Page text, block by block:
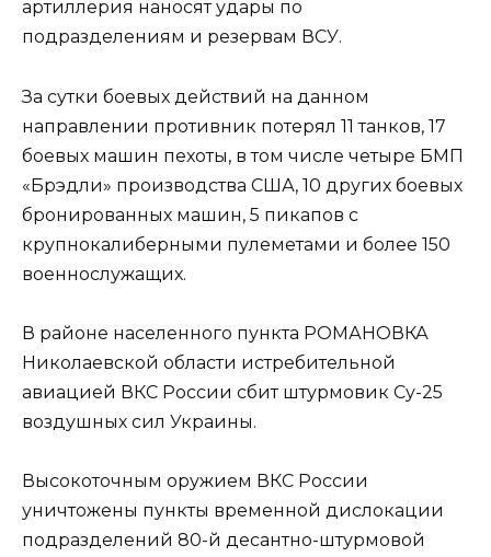
артиллерия наносят удары по
подразделениям и резервам ВСУ.
За сутки боевых действий на данном
направлении противник потерял 11 танков, 17
боевых машин пехоты, в том числе четыре БМП
«Брэдли» производства США, 10 других боевых
бронированных машин, 5 пикапов с
крупнокалиберными пулеметами и более 150
военнослужащих.
В районе населенного пункта РОМАНОВКА
Николаевской области истребительной
авиацией ВКС России сбит штурмовик Су-25
воздушных сил Украины.
Высокоточным оружием ВКС России
уничтожены пункты временной дислокации
подразделений 80-й десантно-штурмовой